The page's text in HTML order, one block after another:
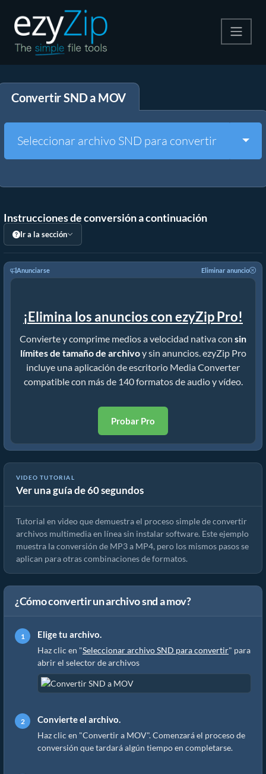
Descomprime
Otras herramientas
Convertir SND a MOV
Seleccionar archivo SND para convertir
Instrucciones de conversión a continuación
Ir a la sección
Anunciarse Eliminar anuncio
¡Elimina los anuncios con ezyZip Pro!
Convierte y comprime medios a velocidad nativa con sin
límites de tamaño de archivoy sin anuncios. ezyZip Pro
incluye una aplicación de escritorio Media Converter
compatible con más de 140 formatos de audio y vídeo.
Probar Pro
VIDEO TUTORIAL
Ver una guía de 60 segundos
Cómo convertir archivos multimedia
Tutorial en video que demuestra el proceso simple de convertir
archivos multimedia en línea sin instalar software. Este ejemplo
muestra la conversión de MP3 a MP4, pero los mismos pasos se
aplican para otras combinaciones de formatos.
¿Cómo convertir un archivo snd a mov?
Elige tu archivo.
Haz clic en "Seleccionar archivo SND para convertir" para
abrir el selector de archivos
Convierte el archivo.
Haz clic en "Convertir a MOV". Comenzará el proceso de
conversión que tardará algún tiempo en completarse.